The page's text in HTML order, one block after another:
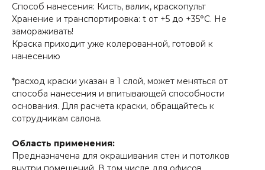
Способ нанесения: Кисть, валик, краскопульт
Хранение и транспортировка: t от +5 до +35°С. Не
замораживать!
Краска приходит уже колерованной, готовой к
нанесению
*расход краски указан в 1 слой, может меняться от
способа нанесения и впитывающей способности
основания. Для расчета краски, обращайтесь к
сотрудникам салона.
Область применения:
Предназначена для окрашивания стен и потолков